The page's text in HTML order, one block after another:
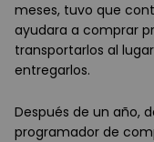
meses, tuvo que
ayudara a comprar
transportarlos al
entregarlos.
Después de un año,
programador de